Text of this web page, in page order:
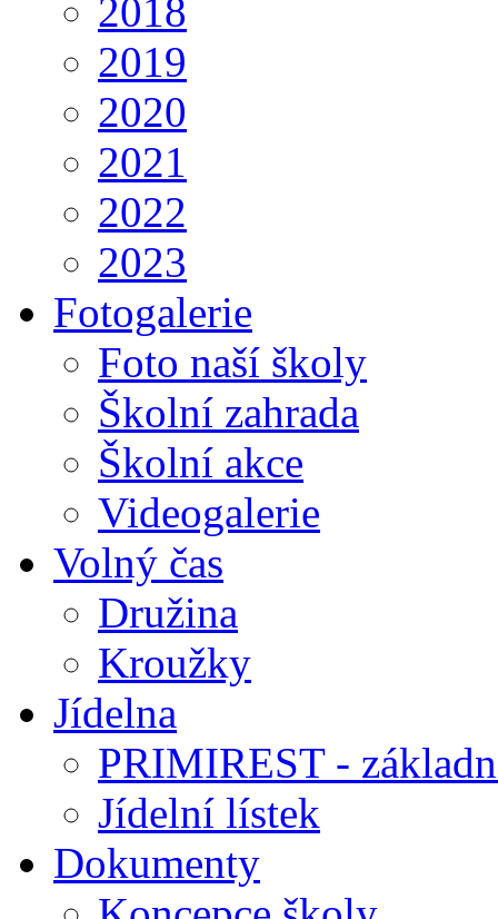
2018
2019
2020
2021
2022
2023
Fotogalerie
Foto naší školy
Školní zahrada
Školní akce
Videogalerie
Volný čas
Družina
Kroužky
Jídelna
PRIMIREST -
Jídelní lístek
Dokumenty